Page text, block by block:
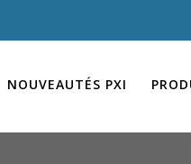
NOUVEAUTÉS PXI